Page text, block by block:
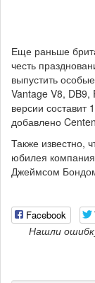
Еще раньше
честь
выпустить
Vantage V8, DB9,
версии составит
добавлено
Также известно,
юбилея компания
Джеймсом
Facebook
Нашли